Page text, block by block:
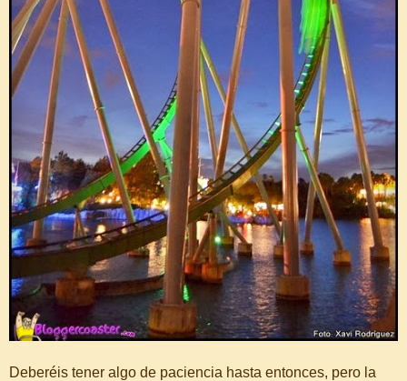
Deberéis tener algo de paciencia hasta entonces, pero la